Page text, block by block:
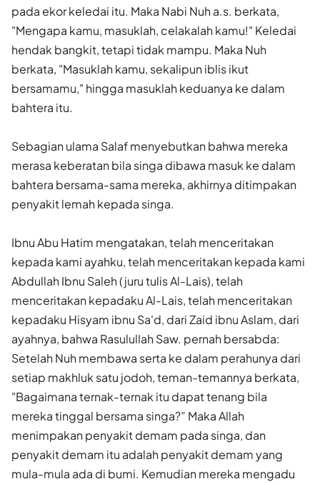
pada ekor keledai itu. Maka Nabi Nuh a.s. berkata,
"Mengapa kamu, masuklah, celakalah kamu!" Keledai
hendak bangkit, tetapi tidak mampu. Maka Nuh
berkata, "Masuklah kamu, se­kalipun iblis ikut
bersamamu," hingga masuklah keduanya ke dalam
bahtera itu.
Sebagian ulama Salaf menyebutkan bahwa mereka
merasa keberatan bila singa dibawa masuk ke dalam
bahtera bersama-sama mereka, akhirnya ditimpakan
penyakit lemah kepada singa.
Ibnu Abu Hatim mengatakan, telah menceritakan
kepada kami ayahku, telah menceritakan kepada kami
Abdullah Ibnu Saleh (juru tulis Al-Lais), telah
menceritakan kepadaku Al-Lais, telah menceritakan
kepadaku Hisyam ibnu Sa'd, dari Zaid ibnu Aslam, dari
ayahnya, bahwa Rasulullah Saw. pernah bersabda:
Setelah Nuh membawa serta ke dalam perahunya dari
setiap makhluk satu jodoh, teman-temannya berkata,
"Bagaimana ternak-ternak itu dapat tenang bila
mereka tinggal bersama singa?” Maka Allah
menimpakan penyakit demam pada singa, dan
penyakit demam itu adalah penyakit demam yang
mula-mula ada di bumi. Kemudian mereka mengadu